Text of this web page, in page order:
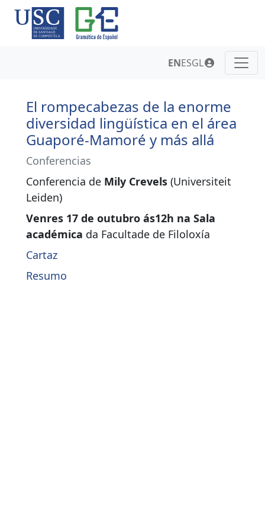
ENESGL
El rompecabezas de la enorme
diversidad lingüística en el área
Guaporé-Mamoré y más allá
Conferencias
Conferencia de Mily Crevels (Universiteit
Leiden)
Venres 17 de outubro ás12h na Sala
académica da Facultade de Filoloxía
Cartaz
Resumo